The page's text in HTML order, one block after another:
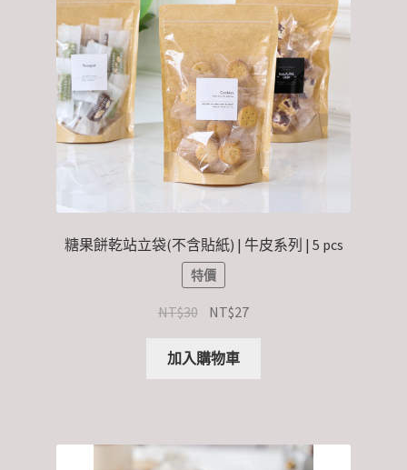
糖果餅乾站立袋(不含貼紙) | 牛皮系列 | 5 pcs
特價
NT$30 NT$27
加入購物車